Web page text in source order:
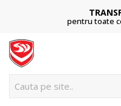
pentru toate
Cauta pe site...